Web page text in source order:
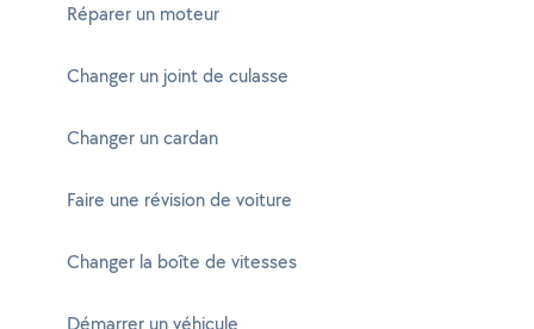
Réparer un moteur
Changer un joint de culasse
Changer un cardan
Faire une révision de voiture
Changer la boîte de vitesses
Démarrer un véhicule